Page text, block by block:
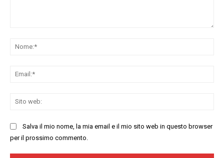
Salva il mio nome, la mia email e il mio sito web in questo browser
per il prossimo commento.